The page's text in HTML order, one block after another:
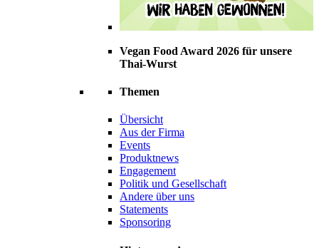
Vegan Food Award 2026 für unsere
Thai-Wurst
Themen
Übersicht
Aus der Firma
Events
Produktnews
Engagement
Politik und Gesellschaft
Andere über uns
Statements
Sponsoring